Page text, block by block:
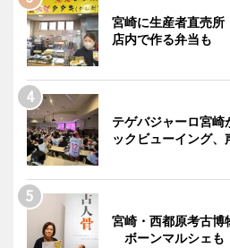
宮崎に生産者直売
店内で作る弁当も
テゲバジャーロ宮
ックビューイング、
宮崎・西都原考古博
ボーンマルシェも